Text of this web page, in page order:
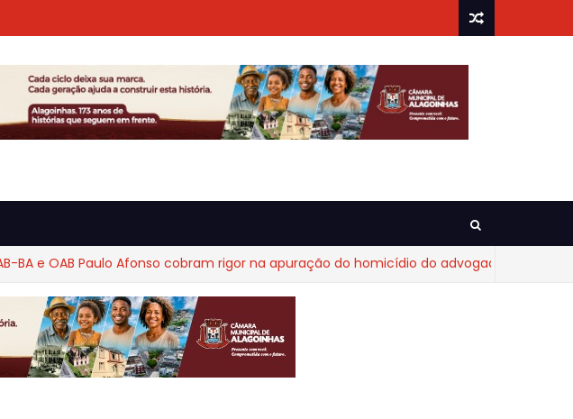
OAB Paulo Afonso cobram rigor na apuração do homicídio do advogado Diego Fraga de